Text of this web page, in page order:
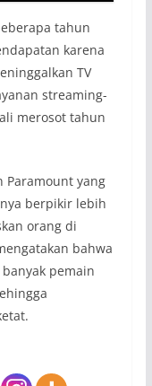
tahun
karena
TV
streaming-
merosot tahun
Paramount yang
berpikir lebih
orang di
bahwa
pemain